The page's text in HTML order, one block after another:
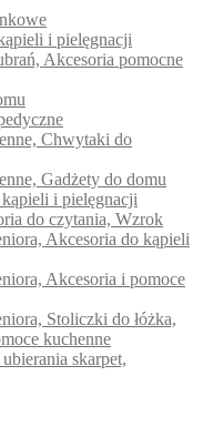
i pielęgnacji
Akcesoria pomocne
Chwytaki do
Gadżety do domu
i pielęgnacji
do czytania, Wzrok
Akcesoria do kąpieli
Akcesoria i pomoce
Stoliczki do łóżka,
kuchenne
skarpet,